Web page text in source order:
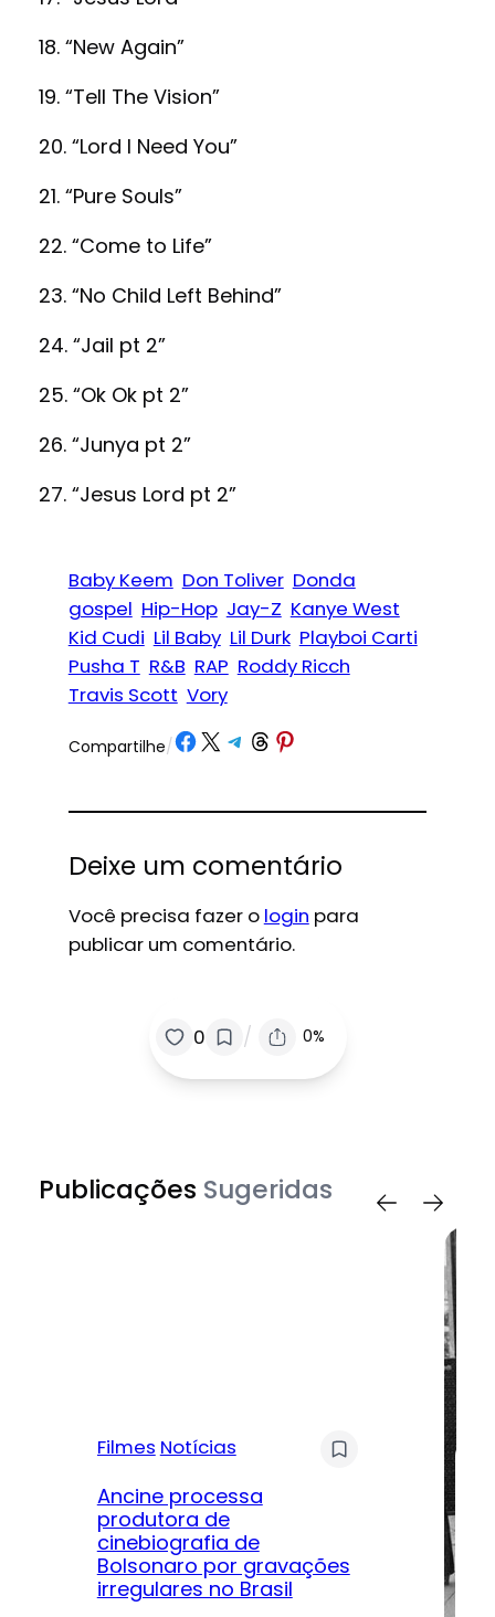
18. “New Again”
19. “Tell The Vision”
20. “Lord I Need You”
21. “Pure Souls”
22. “Come to Life”
23. “No Child Left Behind”
24. “Jail pt 2”
25. “Ok Ok pt 2”
26. “Junya pt 2”
27. “Jesus Lord pt 2”
Baby Keem Don Toliver Donda
gospel Hip-Hop Jay-Z Kanye West
Kid Cudi Lil Baby Lil Durk Playboi Carti
Pusha T R&B RAP Roddy Ricch
Travis Scott Vory
Compartilhe/Share on Facebook
Share on X Share on Telegram
Share on Threads
Share on Pinterest
Deixe um comentário
Você precisa fazer o login para
publicar um comentário.
0 / 0%
Publicações Sugeridas
Filmes Notícias
Ancine processa
produtora de
cinebiografia de
Bolsonaro por gravações
irregulares no Brasil